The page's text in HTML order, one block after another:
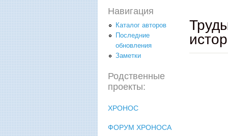
Навигация
Каталог авторов
Последние
обновления
Заметки
Родственные
проекты:
ХРОНОС
ФОРУМ ХРОНОСА